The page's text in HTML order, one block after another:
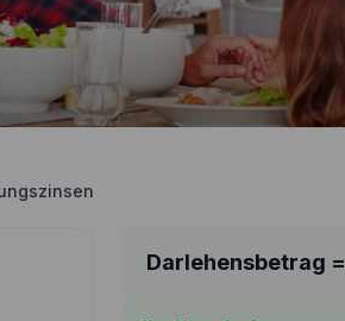
Darlehensbetrag =